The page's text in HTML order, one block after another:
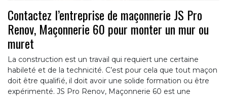
Contactez l’entreprise de maçonnerie JS Pro
Renov, Maçonnerie 60 pour monter un mur ou
muret
La construction est un travail qui requiert une certaine
habileté et de la technicité. C’est pour cela que tout maçon
doit être qualifié, il doit avoir une solide formation ou être
expérimenté. JS Pro Renov, Maçonnerie 60 est une